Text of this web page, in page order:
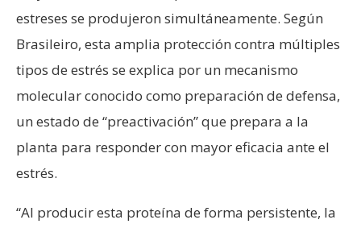
estreses se produjeron simultáneamente. Según
Brasileiro, esta amplia protección contra múltiples
tipos de estrés se explica por un mecanismo
molecular conocido como preparación de defensa,
un estado de “preactivación” que prepara a la
planta para responder con mayor eficacia ante el
estrés.
“Al producir esta proteína de forma persistente, la